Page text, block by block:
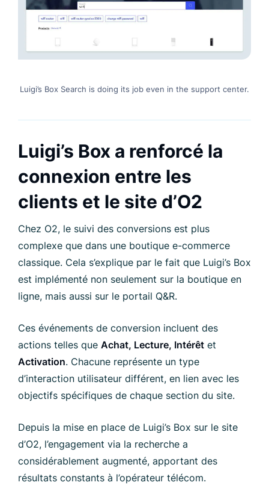
Luigi’s Box Search is doing its job even in the support center.
Luigi’s Box a renforcé la
connexion entre les
clients et le site d’O2
Chez O2, le suivi des conversions est plus
complexe que dans une boutique e-commerce
classique. Cela s’explique par le fait que Luigi’s Box
est implémenté non seulement sur la boutique en
ligne, mais aussi sur le portail Q&R.
Ces événements de conversion incluent des
actions telles que Achat, Lecture, Intérêt et
Activation. Chacune représente un type
d’interaction utilisateur différent, en lien avec les
objectifs spécifiques de chaque section du site.
Depuis la mise en place de Luigi’s Box sur le site
d’O2, l’engagement via la recherche a
considérablement augmenté, apportant des
résultats constants à l’opérateur télécom.